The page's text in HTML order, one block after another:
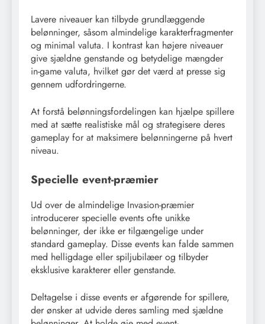
Lavere niveauer kan tilbyde grundlæggende
belønninger, såsom almindelige karakterfragmenter
og minimal valuta. I kontrast kan højere niveauer
give sjældne genstande og betydelige mængder
in-game valuta, hvilket gør det værd at presse sig
gennem udfordringerne.
At forstå belønningsfordelingen kan hjælpe spillere
med at sætte realistiske mål og strategisere deres
gameplay for at maksimere belønningerne på hvert
niveau.
Specielle event-præmier
Ud over de almindelige Invasion-præmier
introducerer specielle events ofte unikke
belønninger, der ikke er tilgængelige under
standard gameplay. Disse events kan falde sammen
med helligdage eller spiljubilæer og tilbyder
eksklusive karakterer eller genstande.
Deltagelse i disse events er afgørende for spillere,
der ønsker at udvide deres samling med sjældne